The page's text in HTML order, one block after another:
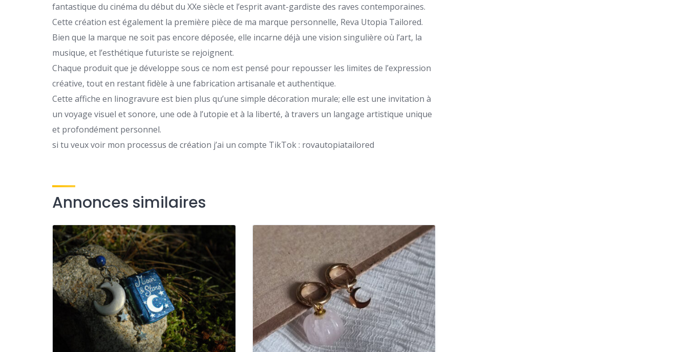
fantastique du cinéma du début du XXe siècle et l’esprit avant-gardiste des raves contemporaines.
Cette création est également la première pièce de ma marque personnelle, Reva Utopia Tailored.
Bien que la marque ne soit pas encore déposée, elle incarne déjà une vision singulière où l’art, la
musique, et l’esthétique futuriste se rejoignent.
Chaque produit que je développe sous ce nom est pensé pour repousser les limites de l’expression
créative, tout en restant fidèle à une fabrication artisanale et authentique.
Cette affiche en linogravure est bien plus qu’une simple décoration murale; elle est une invitation à
un voyage visuel et sonore, une ode à l’utopie et à la liberté, à travers un langage artistique unique
et profondément personnel.
si tu veux voir mon processus de création j’ai un compte TikTok : rovautopiatailored
Annonces similaires